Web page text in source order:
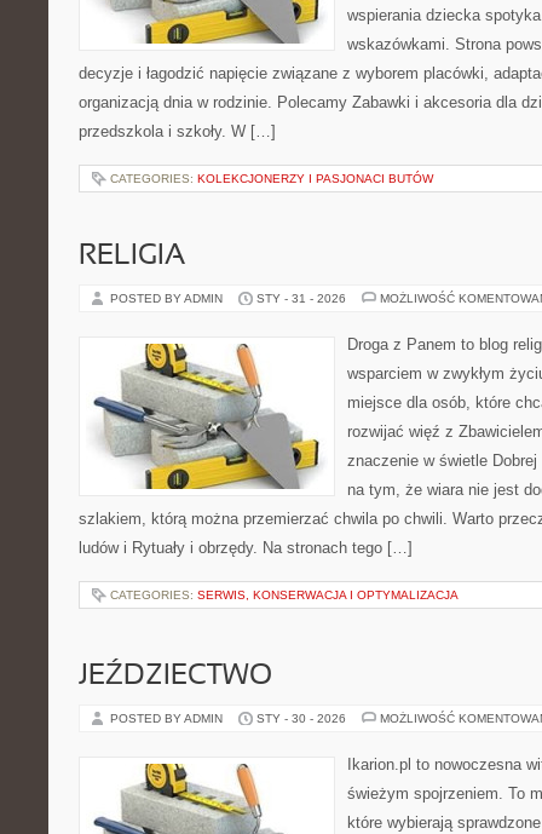
wspierania dziecka
wskazówkami. Strona
decyzje i łagodzić napięcie związane z wyborem placówki,
organizacją dnia w rodzinie. Polecamy Zabawki i akcesoria dla
przedszkola i szkoły. W […]
CATEGORIES: KOLEKCJONERZY I PASJONACI BUTÓW
RELIGIA
POSTED BY ADMIN STY - 31 - 2026 MOŻLIWOŚĆ
Droga z Panem to blog
wsparciem w zwykłym
miejsce dla osób, które
rozwijać więź z
znaczenie w świetle Dobrej
na tym, że wiara nie jest
szlakiem, którą można przemierzać chwila po chwili. Warto
ludów i Rytuały i obrzędy. Na stronach tego […]
CATEGORIES: SERWIS, KONSERWACJA I OPTYMALIZACJA
JEŹDZIECTWO
POSTED BY ADMIN STY - 30 - 2026 MOŻLIWOŚĆ
Ikarion.pl to nowoczesna
świeżym spojrzeniem. To
które wybierają